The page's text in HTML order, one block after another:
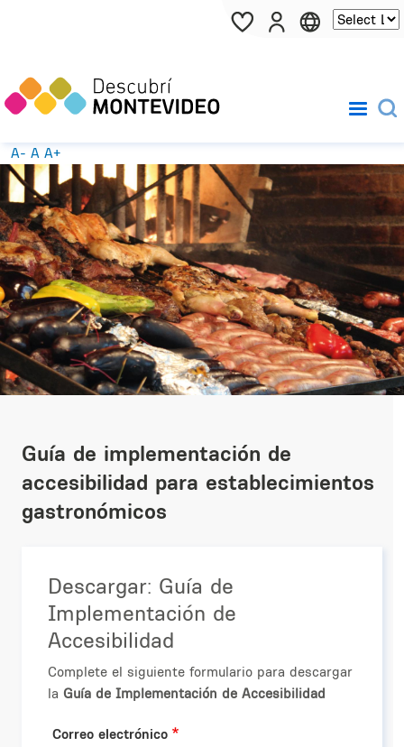
Pasar al contenido principal
A- A A+
Guía de implementación de
accesibilidad para establecimientos
gastronómicos
Descargar: Guía de
Implementación de
Accesibilidad
Complete el siguiente formulario para descargar
la Guía de Implementación de Accesibilidad
Correo electrónico